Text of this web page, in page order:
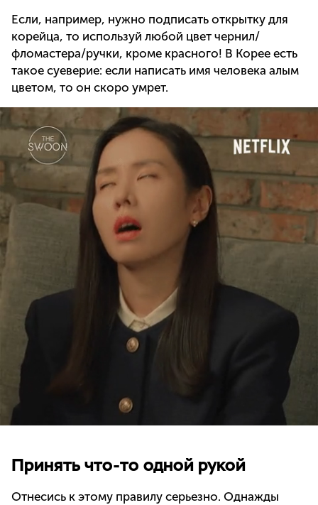
Если, например, нужно подписать открытку для
корейца, то используй любой цвет чернил/
фломастера/ручки, кроме красного! В Корее есть
такое суеверие: если написать имя человека алым
цветом, то он скоро умрет.
Принять что-то одной рукой
Отнесись к этому правилу серьезно. Однажды